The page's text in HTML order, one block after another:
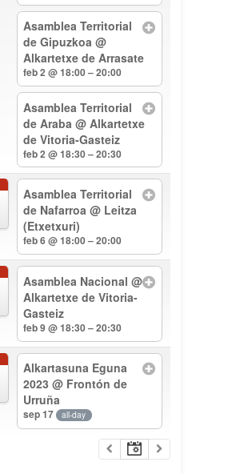
Asamblea Territorial
de Gipuzkoa@
Alkartetxe de Arrasate
feb 2 @ 18:00 – 20:00
Asamblea Territorial
de Araba@ Alkartetxe
de Vitoria-Gasteiz
feb 2 @ 18:30 – 20:30
Asamblea Territorial
de Nafarroa@ Leitza
(Etxetxuri)
feb 6 @ 18:00 – 20:00
Asamblea Nacional@
Alkartetxe de Vitoria-
Gasteiz
feb 9 @ 18:30 – 20:30
Alkartasuna Eguna
2023@ Frontón de
Urruña
sep 17 all-day